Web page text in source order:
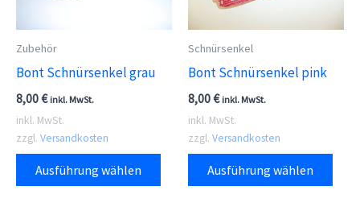
auf
Produktseite
gewählt
werden
Zubehör
Bont Schnürsenkel grau
8,00€ inkl. MwSt.
inkl. MwSt.
zzgl. Versandkosten
Ausführung wählen
Dieses
Produkt
Schnürsenkel
Bont Schnürsenkel pink
8,00€ inkl. MwSt.
inkl. MwSt.
zzgl. Versandkosten
Ausführung wählen